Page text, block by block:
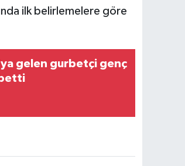
ilk belirlemelere göre
gelen gurbetçi genç